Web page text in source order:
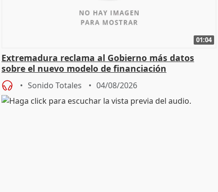
01:04
Extremadura reclama al Gobierno más datos
sobre el nuevo modelo de financiación
Sonido Totales 04/08/2026